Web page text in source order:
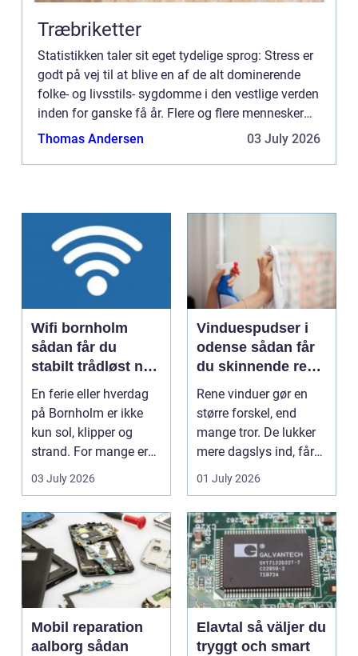
Træbriketter
Statistikken taler sit eget tydelige sprog: Stress er
godt på vej til at blive en af de alt dominerende
folke- og livsstils- sygdomme i den vestlige verden
inden for ganske få år. Flere og flere mennesker
rammes af stress og udbr&ae...
Thomas Andersen 03 July 2026
Wifi bornholm
sådan får du
stabilt trådløst net
på klippeøen
En ferie eller hverdag
på Bornholm er ikke
kun sol, klipper og
strand. For mange er
en stabil intern...
03 July 2026
Vinduespudser i
odense sådan får
du skinnende rene
ruder året rundt
Rene vinduer gør en
større forskel, end
mange tror. De lukker
mere dagslys ind, får
hjem og erhvervs...
01 July 2026
Mobil reparation
aalborg sådan
Elavtal så väljer du
tryggt och smart